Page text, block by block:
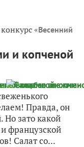
«Весенний
и копченой
Правда, он
Но зато какой
французской
Салат со...